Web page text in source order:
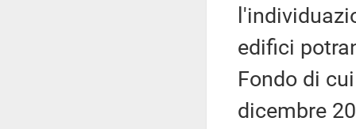
edifici
Fondo di
dicembre